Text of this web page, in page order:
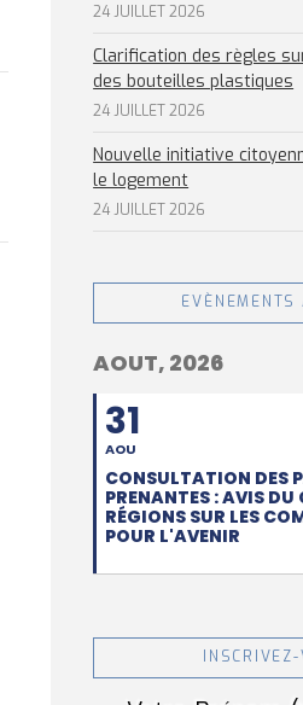
24 JUILLET 2026
Clarification des règles
des bouteilles plastiques
24 JUILLET 2026
Nouvelle initiative
le logement
24 JUILLET 2026
EVÈNEMENTS
AOUT, 2026
31
AOU
CONSULTATION DES
PRENANTES : AVIS DU
RÉGIONS SUR LES
POUR L'AVENIR